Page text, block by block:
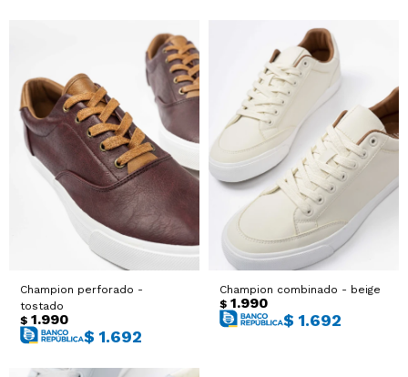
Champion perforado -
tostado
$ 1.990
$ 1.692
Champion combinado - beige
$ 1.990
$ 1.692